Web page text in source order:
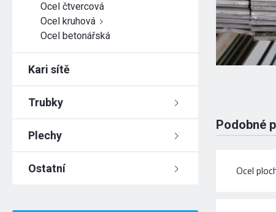
Ocel čtvercová
Ocel kruhová
Ocel betonářská
Kari sítě
Trubky
Plechy
Ostatní
Podobné
Ocel